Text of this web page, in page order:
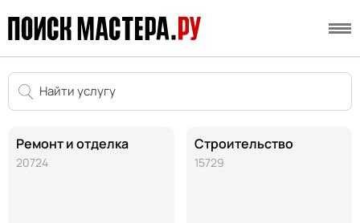
Ремонт и отделка
20724
Строительство
15729